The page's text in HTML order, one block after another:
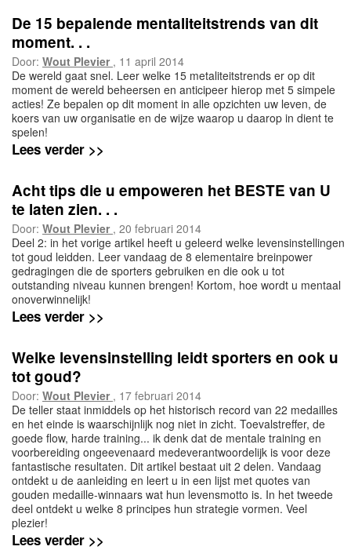
De 15 bepalende mentaliteitstrends van dit
moment. . .
Door: Wout Plevier , 11 april 2014
De wereld gaat snel. Leer welke 15 metaliteitstrends er op dit
moment de wereld beheersen en anticipeer hierop met 5 simpele
acties! Ze bepalen op dit moment in alle opzichten uw leven, de
koers van uw organisatie en de wijze waarop u daarop in dient te
spelen!
Lees verder >>
Acht tips die u empoweren het BESTE van U
te laten zien. . .
Door: Wout Plevier , 20 februari 2014
Deel 2: in het vorige artikel heeft u geleerd welke levensinstellingen
tot goud leidden. Leer vandaag de 8 elementaire breinpower
gedragingen die de sporters gebruiken en die ook u tot
outstanding niveau kunnen brengen! Kortom, hoe wordt u mentaal
onoverwinnelijk!
Lees verder >>
Welke levensinstelling leidt sporters en ook u
tot goud?
Door: Wout Plevier , 17 februari 2014
De teller staat inmiddels op het historisch record van 22 medailles
en het einde is waarschijnlijk nog niet in zicht. Toevalstreffer, de
goede flow, harde training... ik denk dat de mentale training en
voorbereiding ongeevenaard medeverantwoordelijk is voor deze
fantastische resultaten. Dit artikel bestaat uit 2 delen. Vandaag
ontdekt u de aanleiding en leert u in een lijst met quotes van
gouden medaille-winnaars wat hun levensmotto is. In het tweede
deel ontdekt u welke 8 principes hun strategie vormen. Veel
plezier!
Lees verder >>